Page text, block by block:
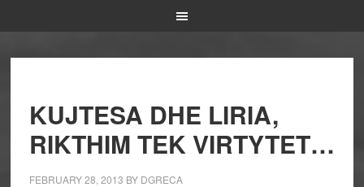
KUJTESA DHE LIRIA,
RIKTHIM TEK VIRTYTET…
FEBRUARY 28, 2013 BY DGRECA